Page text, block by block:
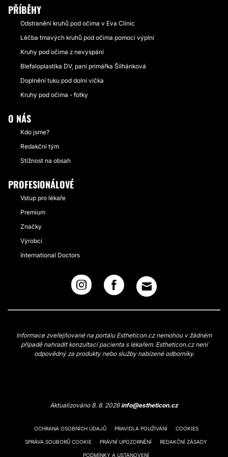
PŘÍBĚHY
Odstranění kruhů pod očima v Eva Clinic
Léčba tmavých kruhů pod očima pomocí výplní
Kruhy pod očima z nevyspání
Blefaloplastika DV, paní primářka Šilhánková
Doplnění tuku pod dolní víčka
Kruhy pod očima - fotky
O NÁS
Kdo jsme?
Redakční tým
Stížnost na obsah
PROFESIONÁLOVÉ
Vstup pro lékaře
Premium
Značky
Výrobci
International Doctors
Informace zveřejňované na portálu Estheticon.cz nemohou v žádném
případě nahradit konzultaci pacienta s lékařem. Estheticon.cz není
odpovědný za produkty nebo služby nabízené odborníky.
Aktualizováno 8. 8. 2026info@estheticon.cz
OCHRANA OSOBNÍCH ÚDAJŮ PRAVIDLA POUŽÍVÁNÍ COOKIES
SPRÁVA SOUBORŮ COOKIE PRÁVNÍ UPOZORNĚNÍ REDAKČNÍ ZÁSADY
PODMÍNKY A USTANOVENÍ